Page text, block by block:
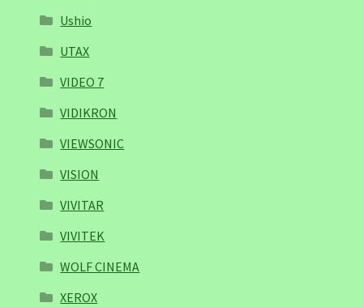
Ushio
UTAX
VIDEO 7
VIDIKRON
VIEWSONIC
VISION
VIVITAR
VIVITEK
WOLF CINEMA
XEROX